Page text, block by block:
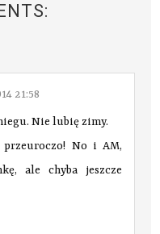
21:58
Nie lubię zimy.
przeuroczo! No i AM,
ale chyba jeszcze